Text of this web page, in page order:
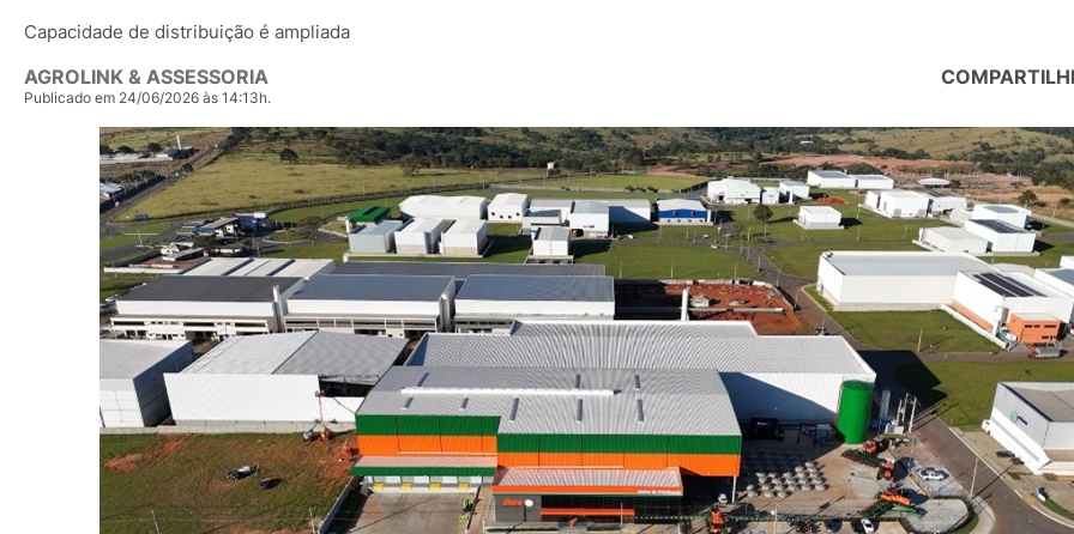
Capacidade de distribuição é ampliada
AGROLINK & ASSESSORIA
Publicado em 24/06/2026 às 14:13h.